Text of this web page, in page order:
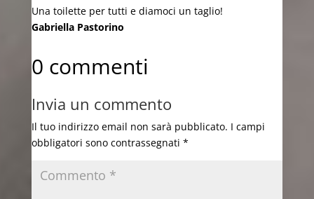
Una toilette per tutti e diamoci un taglio!
Gabriella Pastorino
0 commenti
Invia un commento
Il tuo indirizzo email non sarà pubblicato. I campi
obbligatori sono contrassegnati *